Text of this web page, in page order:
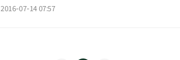
2016-07-14 07:57